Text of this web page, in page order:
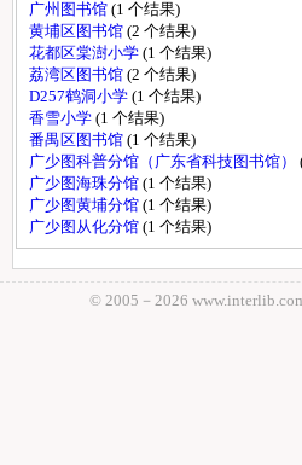
广州图书馆 (1 个结果)
黄埔区图书馆 (2 个结果)
花都区棠澍小学 (1 个结果)
荔湾区图书馆 (2 个结果)
D257鹤洞小学 (1 个结果)
香雪小学 (1 个结果)
番禺区图书馆 (1 个结果)
广少图科普分馆（广东省科技图书馆）
广少图海珠分馆 (1 个结果)
广少图黄埔分馆 (1 个结果)
广少图从化分馆 (1 个结果)
© 2005－ 2026